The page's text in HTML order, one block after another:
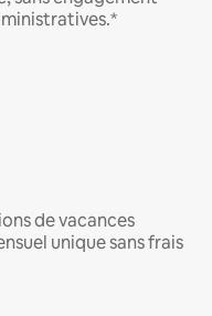
de vacances
unique sans frais